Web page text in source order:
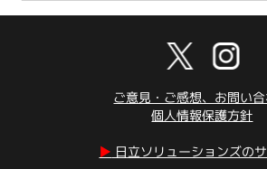
ご意見・ご感想、お問い
個人情報保護方針
▶︎ 日立ソリューションズの